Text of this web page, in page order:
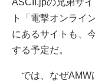
ト「電撃オンライ
にあるサイトも、
する予定だ。
では、なぜAMW